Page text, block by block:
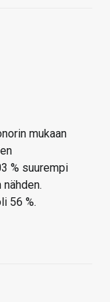
mukaan
% suurempi
56 %.